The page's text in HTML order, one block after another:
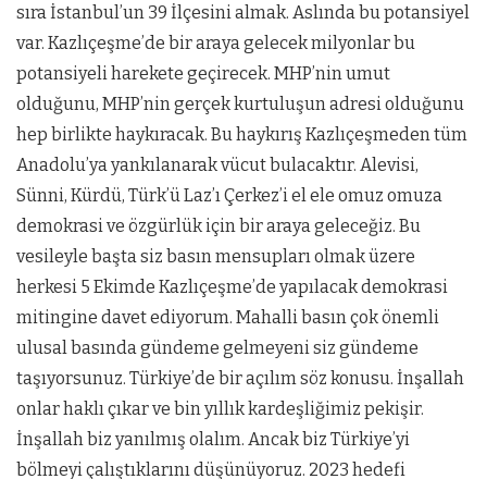
sıra İstanbul’un 39 İlçesini almak. Aslında bu potansiyel
var. Kazlıçeşme’de bir araya gelecek milyonlar bu
potansiyeli harekete geçirecek. MHP’nin umut
olduğunu, MHP’nin gerçek kurtuluşun adresi olduğunu
hep birlikte haykıracak. Bu haykırış Kazlıçeşmeden tüm
Anadolu’ya yankılanarak vücut bulacaktır. Alevisi,
Sünni, Kürdü, Türk’ü Laz’ı Çerkez’i el ele omuz omuza
demokrasi ve özgürlük için bir araya geleceğiz. Bu
vesileyle başta siz basın mensupları olmak üzere
herkesi 5 Ekimde Kazlıçeşme’de yapılacak demokrasi
mitingine davet ediyorum. Mahalli basın çok önemli
ulusal basında gündeme gelmeyeni siz gündeme
taşıyorsunuz. Türkiye’de bir açılım söz konusu. İnşallah
onlar haklı çıkar ve bin yıllık kardeşliğimiz pekişir.
İnşallah biz yanılmış olalım. Ancak biz Türkiye’yi
bölmeyi çalıştıklarını düşünüyoruz. 2023 hedefi